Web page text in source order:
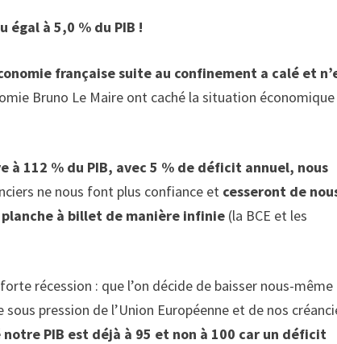
égal à 5,0 % du PIB !
française suite au confinement a calé et
Bruno Le Maire ont caché la situation économique
à 112 % du PIB, avec 5 % de déficit annuel, nous
ne nous font plus confiance et cesseront de
à billet de manière infinie (la BCE et les
récession : que l’on décide de baisser nous-même
pression de l’Union Européenne et de nos
PIB est déjà à 95 et non à 100 car un déficit